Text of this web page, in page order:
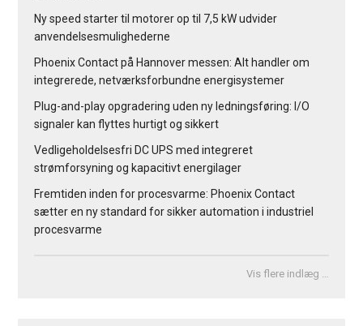
Ny speed starter til motorer op til 7,5 kW udvider
anvendelsesmulighederne
Phoenix Contact på Hannover messen: Alt handler om
integrerede, netværksforbundne energisystemer
Plug-and-play opgradering uden ny ledningsføring: I/O
signaler kan flyttes hurtigt og sikkert
Vedligeholdelsesfri DC UPS med integreret
strømforsyning og kapacitivt energilager
Fremtiden inden for procesvarme: Phoenix Contact
sætter en ny standard for sikker automation i industriel
procesvarme
Vis flere indlæg …